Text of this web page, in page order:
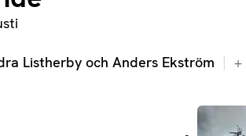
Listherby och Anders Ekström +